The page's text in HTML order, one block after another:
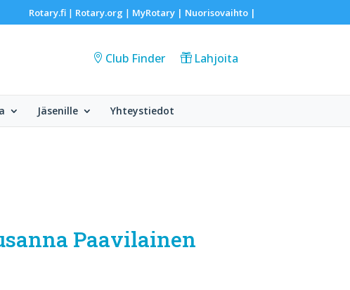
Rotary.fi| Rotary.org | MyRotary | Nuorisovaihto|
Club Finder Lahjoita
Jäsenille Yhteystiedot
Paavilainen